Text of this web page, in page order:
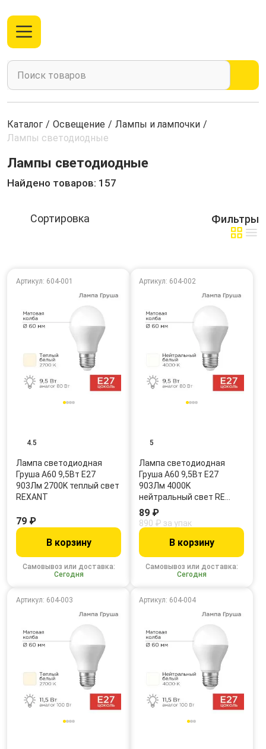
Каталог / Освещение / Лампы и лампочки /
Лампы светодиодные
Лампы светодиодные
Найдено товаров: 157
Фильтры
Артикул: 604-001
4.5
Лампа светодиодная
Груша A60 9,5Вт E27
903Лм 2700K теплый свет
REXANT
Самовывоз или доставка:
Сегодня
79 ₽
В корзину
Артикул: 604-002
5
Лампа светодиодная
Груша A60 9,5Вт E27
903Лм 4000K
нейтральный свет RE…
Самовывоз или доставка:
Сегодня
89 ₽
890 ₽ за упак
В корзину
Артикул: 604-003 Артикул: 604-004